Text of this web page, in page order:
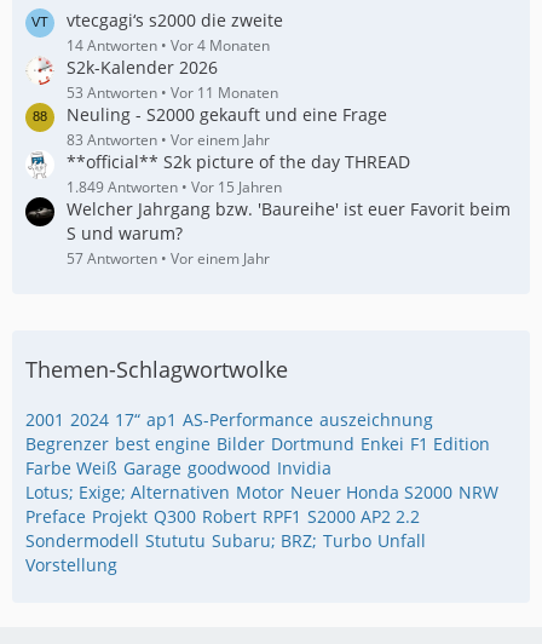
vtecgagi‘s s2000 die zweite
14 Antworten Vor 4 Monaten
S2k-Kalender 2026
53 Antworten Vor 11 Monaten
Neuling - S2000 gekauft und eine Frage
83 Antworten Vor einem Jahr
**official** S2k picture of the day THREAD
1.849 Antworten Vor 15 Jahren
Welcher Jahrgang bzw. 'Baureihe' ist euer Favorit beim
S und warum?
57 Antworten Vor einem Jahr
Themen-Schlagwortwolke
2001 2024 17“ ap1 AS-Performance auszeichnung
Begrenzer best engine Bilder Dortmund Enkei F1 Edition
Farbe Weiß Garage goodwood Invidia
Lotus; Exige; Alternativen Motor Neuer Honda S2000 NRW
Preface Projekt Q300 Robert RPF1 S2000 AP2 2.2
Sondermodell Stututu Subaru; BRZ; Turbo Unfall
Vorstellung